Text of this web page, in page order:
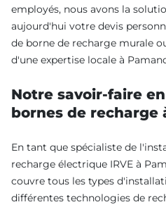
employés, nous avons la
aujourd'hui votre devis
de borne de recharge murale
d'une expertise locale à
Notre savoir-faire
bornes de recharge
En tant que spécialiste de
recharge électrique IRVE à
couvre tous les types
différentes technologies de